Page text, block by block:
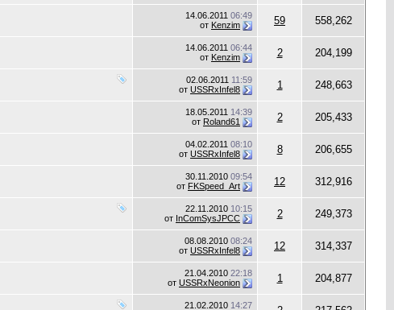
14.06.2011 06:49
от Kenzim 59 558,262
14.06.2011 06:44
от Kenzim 2 204,199
02.06.2011 11:59
от USSRxInfel8 1 248,663
18.05.2011 14:39
от Roland61 2 205,433
04.02.2011 08:10
от USSRxInfel8 8 206,655
30.11.2010 09:54
от FKSpeed_Art 12 312,916
22.11.2010 10:15
от InComSysJPCC 2 249,373
08.08.2010 08:24
от USSRxInfel8 12 314,337
21.04.2010 22:18
от USSRxNeonion 1 204,877
21.02.2010 14:27